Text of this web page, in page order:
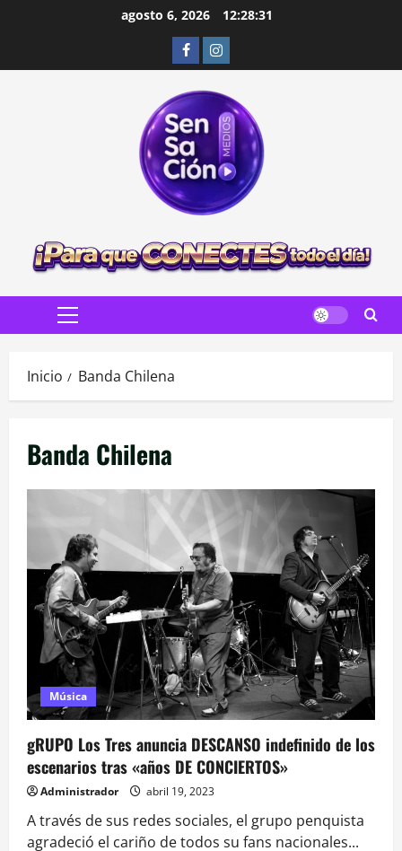
agosto 6, 2026 12:28:32
FacebookInstagram
Menú
Inicio Banda Chilena
Banda Chilena
Música
gRUPO Los Tres anuncia DESCANSO indefinido de los
escenarios tras «años DE CONCIERTOS»
Administrador abril 19, 2023
A través de sus redes sociales, el grupo penquista
agradeció el cariño de todos su fans nacionales...